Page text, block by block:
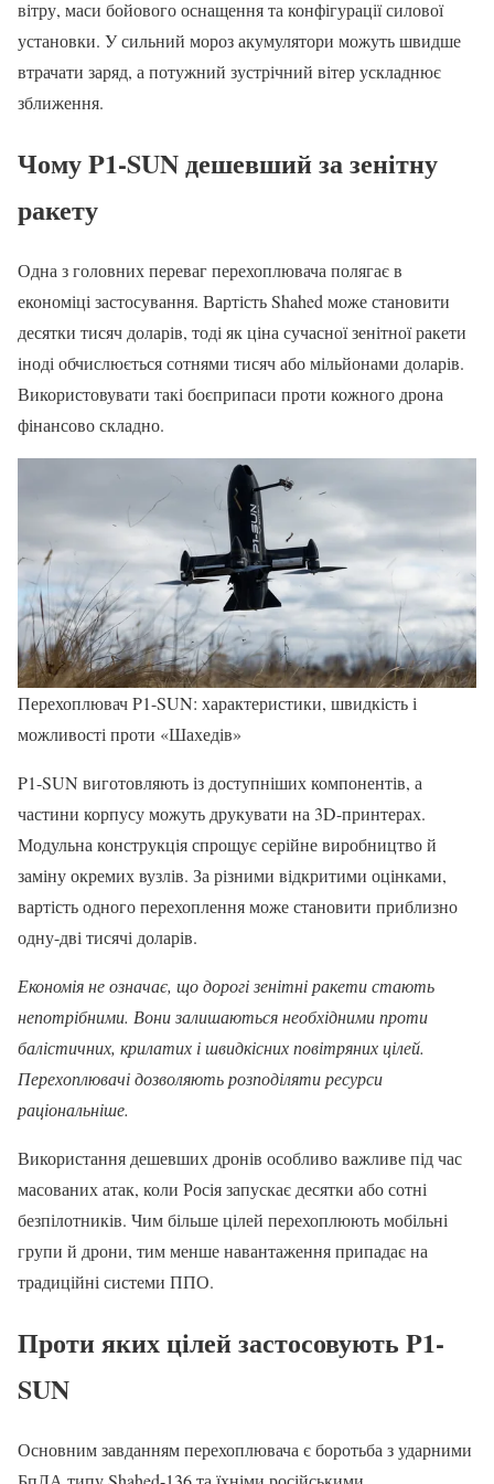
вітру, маси бойового оснащення та конфігурації силової
установки. У сильний мороз акумулятори можуть швидше
втрачати заряд, а потужний зустрічний вітер ускладнює
зближення.
Чому P1-SUN дешевший за зенітну
ракету
Одна з головних переваг перехоплювача полягає в
економіці застосування. Вартість Shahed може становити
десятки тисяч доларів, тоді як ціна сучасної зенітної ракети
іноді обчислюється сотнями тисяч або мільйонами доларів.
Використовувати такі боєприпаси проти кожного дрона
фінансово складно.
Перехоплювач P1-SUN: характеристики, швидкість і
можливості проти «Шахедів»
P1-SUN виготовляють із доступніших компонентів, а
частини корпусу можуть друкувати на 3D-принтерах.
Модульна конструкція спрощує серійне виробництво й
заміну окремих вузлів. За різними відкритими оцінками,
вартість одного перехоплення може становити приблизно
одну-дві тисячі доларів.
Економія не означає, що дорогі зенітні ракети стають
непотрібними. Вони залишаються необхідними проти
балістичних, крилатих і швидкісних повітряних цілей.
Перехоплювачі дозволяють розподіляти ресурси
раціональніше.
Використання дешевших дронів особливо важливе під час
масованих атак, коли Росія запускає десятки або сотні
безпілотників. Чим більше цілей перехоплюють мобільні
групи й дрони, тим менше навантаження припадає на
традиційні системи ППО.
Проти яких цілей застосовують P1-
SUN
Основним завданням перехоплювача є боротьба з ударними